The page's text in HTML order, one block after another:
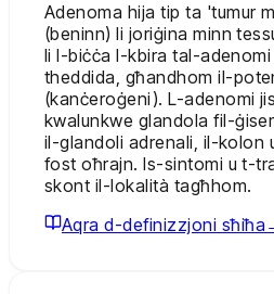
Adenoma hija tip ta 'tumur
(beninn) li joriġina minn
li l-biċċa l-kbira tal-
theddida, għandhom il-
(kanċeroġeni). L-adenomi
kwalunkwe glandola fil-
il-glandoli adrenali, il-kolon
fost oħrajn. Is-sintomi u t-
skont il-lokalità tagħhom.
Aqra d-definizzjoni sħiħa